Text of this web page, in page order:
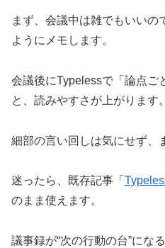
まず、会議中は雑でもいいの
ようにメモします。
会議後にTypelessで「論点ご
と、読みやすさが上がります。
細部の言い回しは気にせず、
迷ったら、既存記事「
のまま使えます。
議事録が“次の行動の台”にな